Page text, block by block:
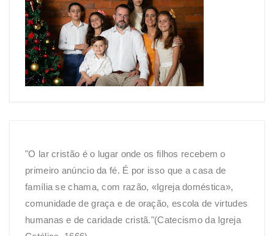
"O lar cristão é o lugar onde os filhos recebem o
primeiro anúncio da fé. É por isso que a casa de
família se chama, com razão, «Igreja doméstica»,
comunidade de graça e de oração, escola de virtudes
humanas e de caridade cristã."(Catecismo da Igreja